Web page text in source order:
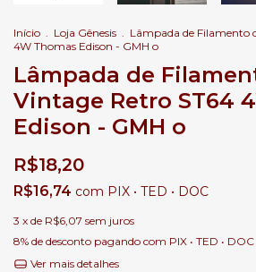
Início . Loja Gênesis . Lâmpada de Filamento
4W Thomas Edison - GMH o
Lâmpada de
Vintage Retro ST64
Edison - GMH o
R$18,20
R$16,74 com PIX • TED • DOC
3 x de R$6,07 sem juros
8% de desconto pagando com PIX • TED • DOC
Ver mais detalhes